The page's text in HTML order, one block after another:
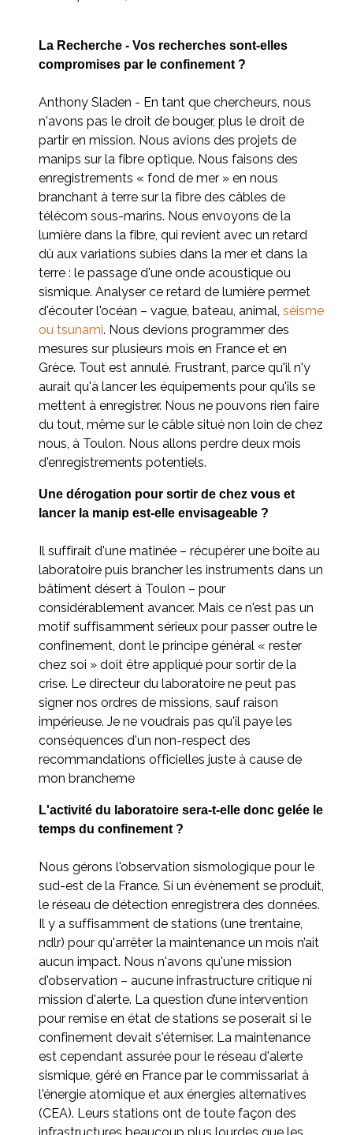
La Recherche - Vos recherches sont-elles
compromises par le confinement ?
Anthony Sladen - En tant que chercheurs, nous
n'avons pas le droit de bouger, plus le droit de
partir en mission. Nous avions des projets de
manips sur la fibre optique. Nous faisons des
enregistrements « fond de mer » en nous
branchant à terre sur la fibre des câbles de
télécom sous-marins. Nous envoyons de la
lumière dans la fibre, qui revient avec un retard
dû aux variations subies dans la mer et dans la
terre : le passage d'une onde acoustique ou
sismique. Analyser ce retard de lumière permet
d'écouter l'océan – vague, bateau, animal, séisme
ou tsunami. Nous devions programmer des
mesures sur plusieurs mois en France et en
Grèce. Tout est annulé. Frustrant, parce qu'il n'y
aurait qu'à lancer les équipements pour qu'ils se
mettent à enregistrer. Nous ne pouvons rien faire
du tout, même sur le câble situé non loin de chez
nous, à Toulon. Nous allons perdre deux mois
d'enregistrements potentiels.
Une dérogation pour sortir de chez vous et
lancer la manip est-elle envisageable ?
Il suffirait d'une matinée – récupérer une boîte au
laboratoire puis brancher les instruments dans un
bâtiment désert à Toulon – pour
considérablement avancer. Mais ce n'est pas un
motif suffisamment sérieux pour passer outre le
confinement, dont le principe général « rester
chez soi » doit être appliqué pour sortir de la
crise. Le directeur du laboratoire ne peut pas
signer nos ordres de missions, sauf raison
impérieuse. Je ne voudrais pas qu'il paye les
conséquences d'un non-respect des
recommandations officielles juste à cause de
mon brancheme
L'activité du laboratoire sera-t-elle donc gelée le
temps du confinement ?
Nous gérons l'observation sismologique pour le
sud-est de la France. Si un évènement se produit,
le réseau de détection enregistrera des données.
Il y a suffisamment de stations (une trentaine,
ndlr) pour qu'arrêter la maintenance un mois n’ait
aucun impact. Nous n'avons qu'une mission
d'observation – aucune infrastructure critique ni
mission d'alerte. La question d’une intervention
pour remise en état de stations se poserait si le
confinement devait s'éterniser. La maintenance
est cependant assurée pour le réseau d'alerte
sismique, géré en France par le commissariat à
l'énergie atomique et aux énergies alternatives
(CEA). Leurs stations ont de toute façon des
infrastructures beaucoup plus lourdes que les